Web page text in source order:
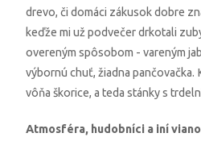
drevo, či domáci zákusok dobre
keďže mi už podvečer drkotali
overeným spôsobom - vareným
výbornú chuť, žiadna pančovačka.
vôňa škorice, a teda stánky s
Atmosféra, hudobníci a iní